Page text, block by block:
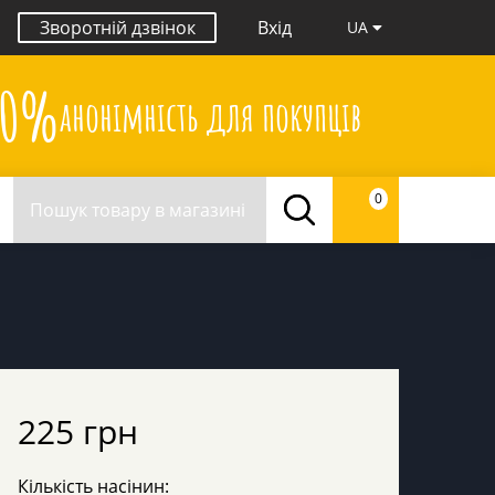
Зворотній дзвінок Вхід UA
анонімність для покупців
0
225 грн
Кількість насінин: